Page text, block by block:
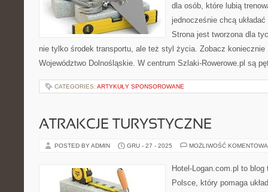
dla osób, które lubią
jednocześnie chcą
Strona jest tworzona dla
nie tylko środek transportu, ale też styl życia. Zobacz koniecznie
Województwo Dolnośląskie. W centrum Szlaki-Rowerowe.pl są
CATEGORIES: ARTYKUŁY SPONSOROWANE
ATRAKCJE TURYSTYCZNE
POSTED BY ADMIN GRU - 27 - 2025 MOŻLIWOŚĆ
Hotel-Logan.com.pl to
Polsce, który pomaga